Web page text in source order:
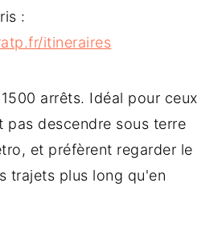
:
itineraires
arrêts. Idéal pour ceux
pas descendre sous terre
et préfèrent regarder le
trajets plus long qu'en